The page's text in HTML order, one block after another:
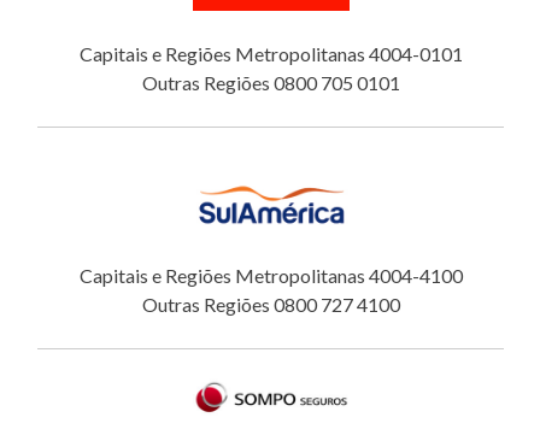
Capitais e Regiões Metropolitanas 4004-0101
Outras Regiões 0800 705 0101
Capitais e Regiões Metropolitanas 4004-4100
Outras Regiões 0800 727 4100